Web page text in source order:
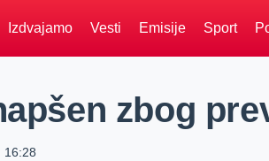
Izdvajamo Vesti Emisije Sport
zbog
16:28